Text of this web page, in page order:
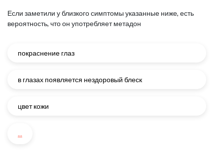
Если заметили у близкого симптомы указанные ниже, есть
вероятность, что он употребляет метадон
покраснение глаз
в глазах появляется нездоровый блеск
цвет кожи
...